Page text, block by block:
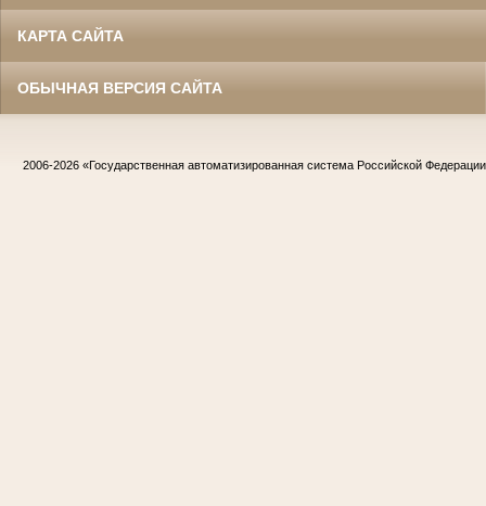
КАРТА САЙТА
ОБЫЧНАЯ ВЕРСИЯ САЙТА
2006-2026 «Государственная автоматизированная система Российской